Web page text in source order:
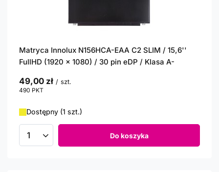
Matryca Innolux N156HCA-EAA C2 SLIM / 15,6''
FullHD (1920 x 1080) / 30 pin eDP / Klasa A-
49,00 zł / szt.
490 PKT
Dostępny (1 szt.)
Ilość produktów Do koszyka